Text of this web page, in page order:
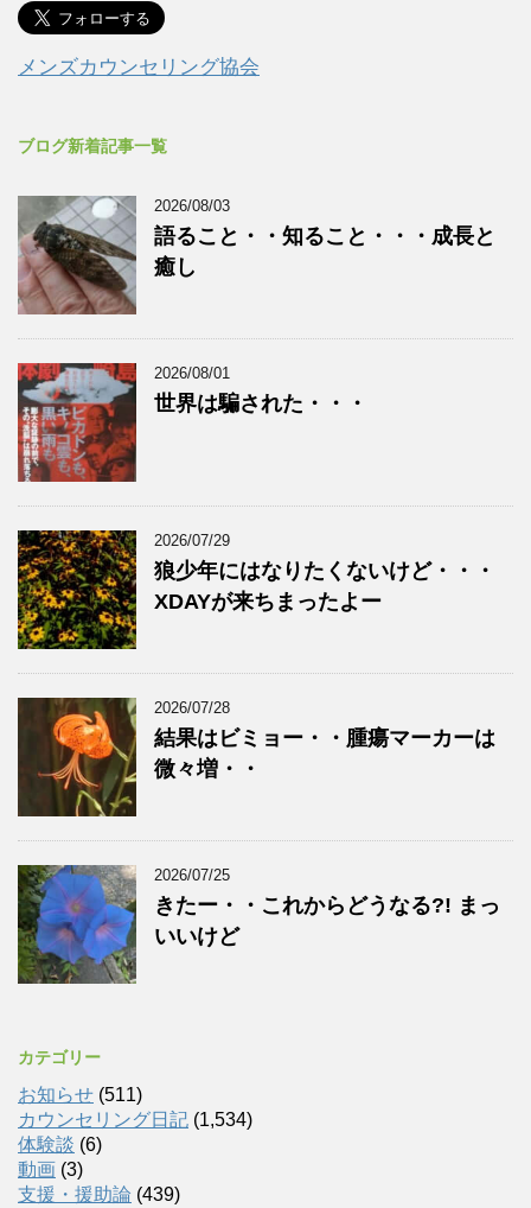
メンズカウンセリング協会
ブログ新着記事一覧
2026/08/03
語ること・・知ること・・・成長と
癒し
2026/08/01
世界は騙された・・・
2026/07/29
狼少年にはなりたくないけど・・・
XDAYが来ちまったよー
2026/07/28
結果はビミョー・・腫瘍マーカーは
微々増・・
2026/07/25
きたー・・これからどうなる?! まっ
いいけど
カテゴリー
お知らせ (511)
カウンセリング日記 (1,534)
体験談 (6)
動画 (3)
支援・援助論 (439)